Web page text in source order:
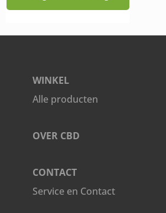
WINKEL
Alle producten
OVER CBD
CONTACT
Service en Contact